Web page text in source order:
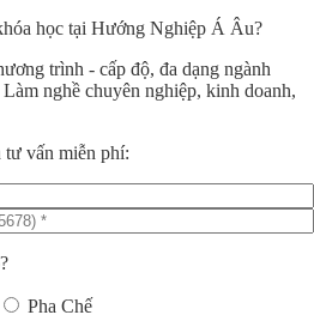
học tại Hướng Nghiệp Á Âu?
trình - cấp độ, đa dạng ngành
nghề chuyên nghiệp, kinh doanh,
tư vấn miễn phí:
Pha Chế